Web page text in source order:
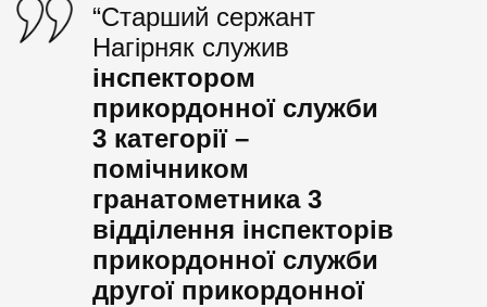
“Старший сержант
Нагірняк служив
інспектором
прикордонної служби
3 категорії –
помічником
гранатометника 3
відділення інспекторів
прикордонної служби
другої прикордонної